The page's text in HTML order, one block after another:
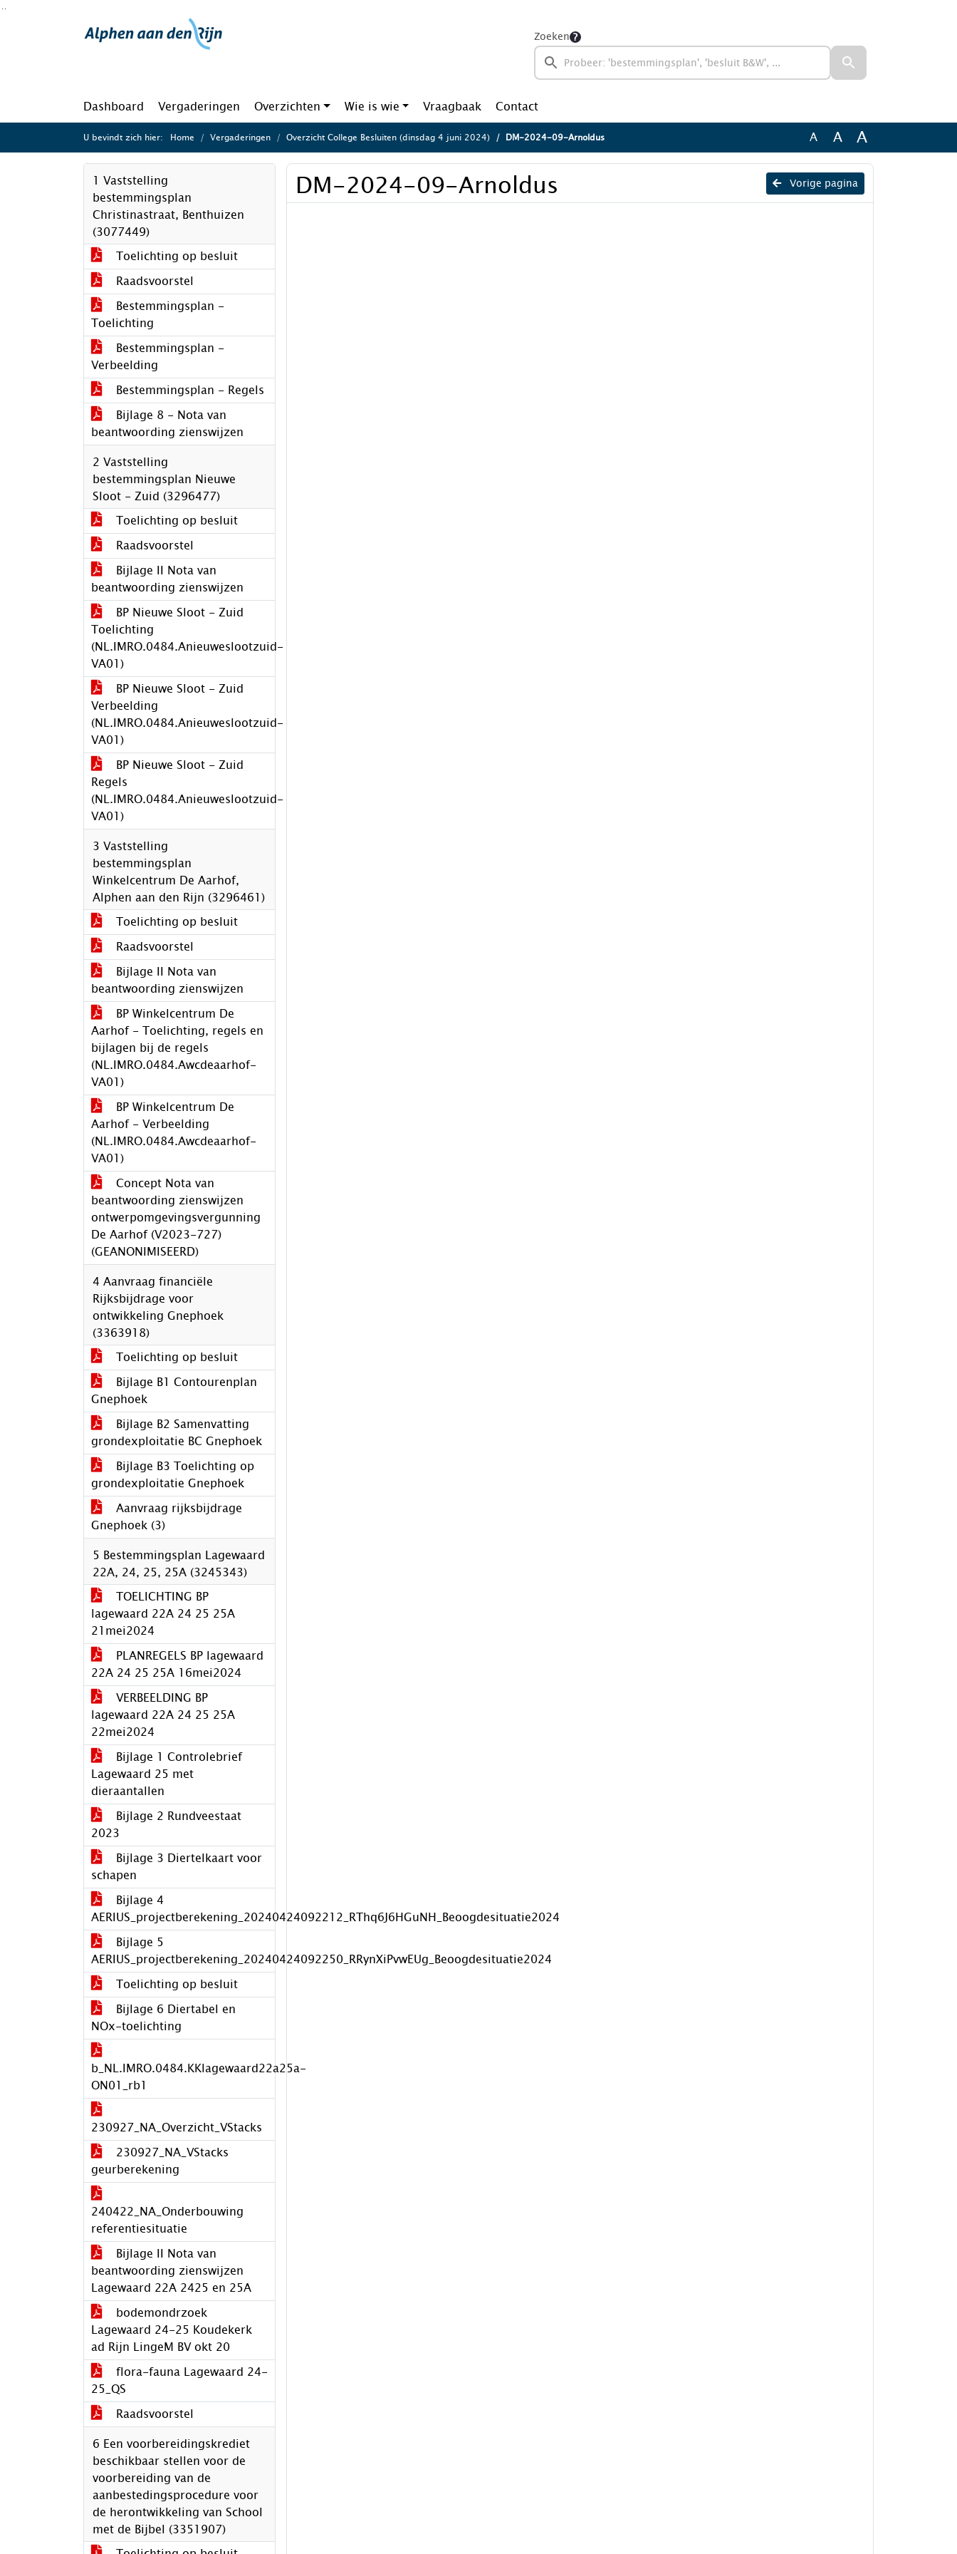
Ga naar de inhoud van deze pagina
Zoeken
Dashboard Vergaderingen Overzichten Wie is wie Vraagbaak Contact
U bevindt zich hier: Home Vergaderingen Overzicht College Besluiten (dinsdag 4 juni 2024) DM-2024-09-Arnoldus A A A
1 Vaststelling
bestemmingsplan
Christinastraat, Benthuizen
(3077449)
Toelichting op besluit
Raadsvoorstel
Bestemmingsplan -
Toelichting
Bestemmingsplan -
Verbeelding
Bestemmingsplan - Regels
Bijlage 8 - Nota van
beantwoording zienswijzen
2 Vaststelling
bestemmingsplan Nieuwe
Sloot - Zuid (3296477)
Toelichting op besluit
Raadsvoorstel
Bijlage II Nota van
beantwoording zienswijzen
BP Nieuwe Sloot - Zuid
Toelichting
(NL.IMRO.0484.Anieuweslootzuid-
VA01)
BP Nieuwe Sloot - Zuid
Verbeelding
(NL.IMRO.0484.Anieuweslootzuid-
VA01)
BP Nieuwe Sloot - Zuid
Regels
(NL.IMRO.0484.Anieuweslootzuid-
VA01)
3 Vaststelling
bestemmingsplan
Winkelcentrum De Aarhof,
Alphen aan den Rijn (3296461)
Toelichting op besluit
Raadsvoorstel
Bijlage II Nota van
beantwoording zienswijzen
BP Winkelcentrum De
Aarhof - Toelichting, regels en
bijlagen bij de regels
(NL.IMRO.0484.Awcdeaarhof-
VA01)
BP Winkelcentrum De
Aarhof - Verbeelding
(NL.IMRO.0484.Awcdeaarhof-
VA01)
Concept Nota van
beantwoording zienswijzen
ontwerpomgevingsvergunning
De Aarhof (V2023-727)
(GEANONIMISEERD)
4 Aanvraag financiële
Rijksbijdrage voor
ontwikkeling Gnephoek
(3363918)
Toelichting op besluit
Bijlage B1 Contourenplan
Gnephoek
Bijlage B2 Samenvatting
grondexploitatie BC Gnephoek
Bijlage B3 Toelichting op
grondexploitatie Gnephoek
Aanvraag rijksbijdrage
Gnephoek (3)
5 Bestemmingsplan Lagewaard
22A, 24, 25, 25A (3245343)
TOELICHTING BP
lagewaard 22A 24 25 25A
21mei2024
PLANREGELS BP lagewaard
22A 24 25 25A 16mei2024
VERBEELDING BP
lagewaard 22A 24 25 25A
22mei2024
Bijlage 1 Controlebrief
Lagewaard 25 met
dieraantallen
Bijlage 2 Rundveestaat
2023
Bijlage 3 Diertelkaart voor
schapen
Bijlage 4
AERIUS_projectberekening_20240424092212_RThq6J6HGuNH_Beoogdesituatie2024
Bijlage 5
AERIUS_projectberekening_20240424092250_RRynXiPvwEUg_Beoogdesituatie2024
Toelichting op besluit
Bijlage 6 Diertabel en
NOx-toelichting
b_NL.IMRO.0484.KKlagewaard22a25a-
ON01_rb1
230927_NA_Overzicht_VStacks
230927_NA_VStacks
geurberekening
240422_NA_Onderbouwing
referentiesituatie
Bijlage II Nota van
beantwoording zienswijzen
Lagewaard 22A 2425 en 25A
bodemondrzoek
Lagewaard 24-25 Koudekerk
ad Rijn LingeM BV okt 20
flora-fauna Lagewaard 24-
25_QS
Raadsvoorstel
6 Een voorbereidingskrediet
beschikbaar stellen voor de
voorbereiding van de
aanbestedingsprocedure voor
de herontwikkeling van School
met de Bijbel (3351907)
Vorige pagina
DM-2024-09-Arnoldus